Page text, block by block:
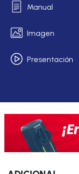
Manual
Imagen
Presentación